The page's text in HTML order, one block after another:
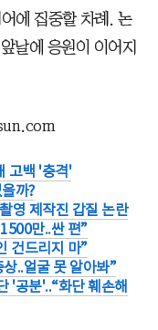
에 집중할 차례. 논
날에 응원이 이어지
고백 '충격'
까?
영 제작진 갑질 논란
만..싼 편”
건드리지 마”
상..얼굴 못 알아봐”
'공분'..“화단 훼손해